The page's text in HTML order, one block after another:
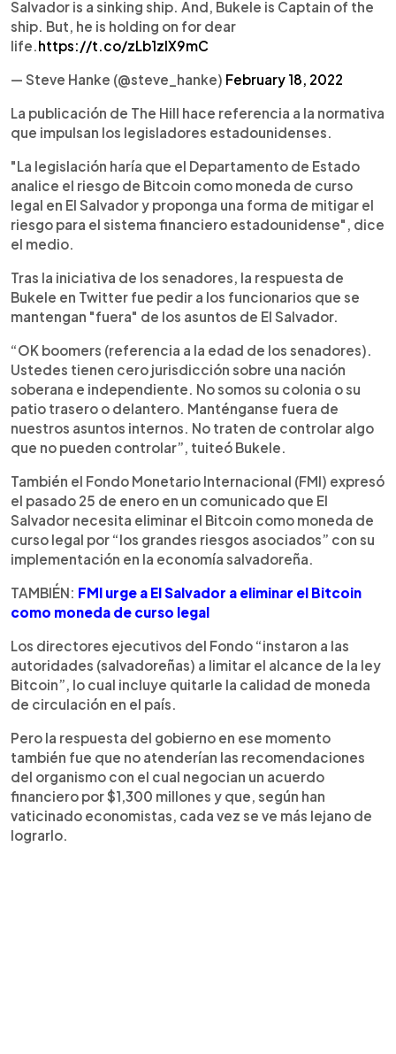
Salvador is a sinking ship. And, Bukele is Captain of the
ship. But, he is holding on for dear
life.https://t.co/zLb1zIX9mC
— Steve Hanke (@steve_hanke) February 18, 2022
La publicación de The Hill hace referencia a la normativa
que impulsan los legisladores estadounidenses.
"La legislación haría que el Departamento de Estado
analice el riesgo de Bitcoin como moneda de curso
legal en El Salvador y proponga una forma de mitigar el
riesgo para el sistema financiero estadounidense", dice
el medio.
Tras la iniciativa de los senadores, la respuesta de
Bukele en Twitter fue pedir a los funcionarios que se
mantengan "fuera" de los asuntos de El Salvador.
“OK boomers (referencia a la edad de los senadores).
Ustedes tienen cero jurisdicción sobre una nación
soberana e independiente. No somos su colonia o su
patio trasero o delantero. Manténganse fuera de
nuestros asuntos internos. No traten de controlar algo
que no pueden controlar”, tuiteó Bukele.
También el Fondo Monetario Internacional (FMI) expresó
el pasado 25 de enero en un comunicado que El
Salvador necesita eliminar el Bitcoin como moneda de
curso legal por “los grandes riesgos asociados” con su
implementación en la economía salvadoreña.
TAMBIÉN: FMI urge a El Salvador a eliminar el Bitcoin
como moneda de curso legal
Los directores ejecutivos del Fondo “instaron a las
autoridades (salvadoreñas) a limitar el alcance de la ley
Bitcoin”, lo cual incluye quitarle la calidad de moneda
de circulación en el país.
Pero la respuesta del gobierno en ese momento
también fue que no atenderían las recomendaciones
del organismo con el cual negocian un acuerdo
financiero por $1,300 millones y que, según han
vaticinado economistas, cada vez se ve más lejano de
lograrlo.